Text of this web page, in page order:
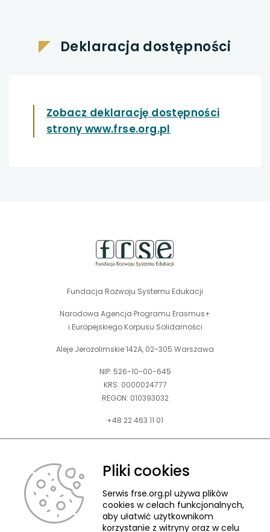
Deklaracja dostępności
Zobacz deklarację dostępności
strony www.frse.org.pl
Fundacja Rozwoju Systemu Edukacji
Narodowa Agencja Programu Erasmus+
i Europejskiego Korpusu Solidarności
Aleje Jerozolimskie 142A, 02-305 Warszawa
NIP: 526-10-00-645
KRS: 0000024777
REGON: 010393032
+48 22 463 11 01
Zapraszamy do kontaktu telefonicznego w godz. 9-15.
kontakt@frse.org.pl
Pliki cookies
Serwis frse.org.pl używa plików
cookies w celach funkcjonalnych,
aby ułatwić użytkownikom
korzystanie z witryny oraz w celu